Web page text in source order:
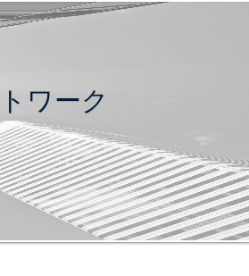
ワーク